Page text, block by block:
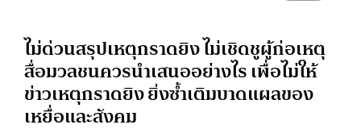
ไม่ด่วนสรุปเหตุกราดยิง ไม่เชิดชูผู้ก่อเหตุ
สื่อมวลชนควรนำเสนออย่างไร เพื่อไม่ให้
ข่าวเหตุกราดยิง ยิ่งซ้ำเติมบาดแผลของ
เหยื่อและสังคม